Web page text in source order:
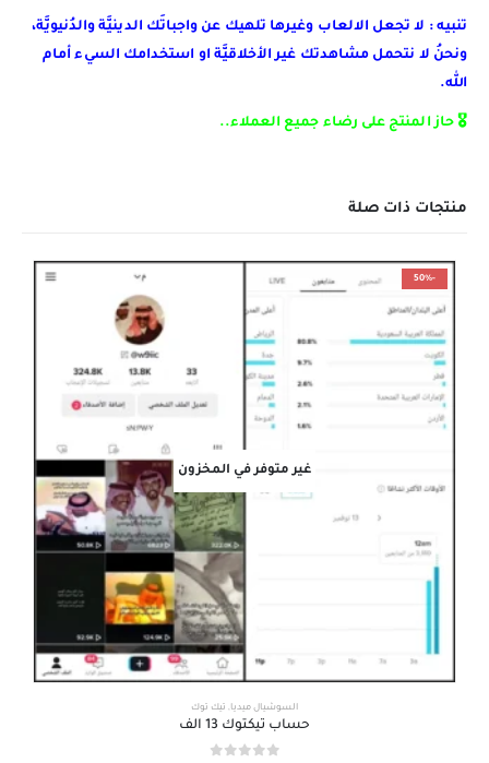
تنبيه : لا تجعل الالعاب وغيرها تلهيك عن واجباتَك الدينيَّة والدُنيويَّة،
ونحنُ لا نتحمل مشاهدتك غير الأخلاقيَّة او استخدامك السيء أمام
الله.
🎖️ حاز المنتج على رضاء جميع العملاء..
منتجات ذات صلة
-50%
غير متوفر في المخزون
السوشيال ميديا , تيك توك
حساب تيكتوك 13 الف